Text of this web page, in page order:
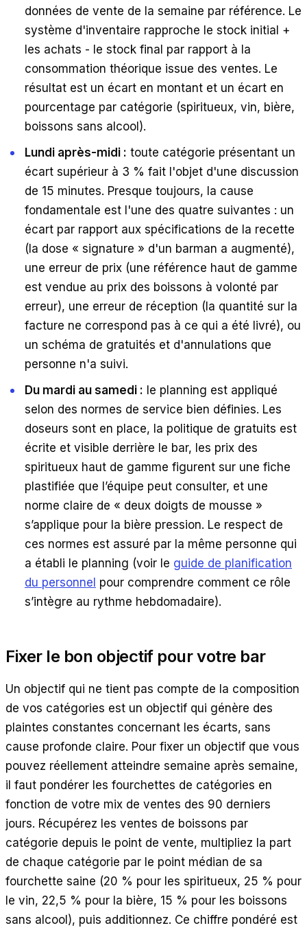
données de vente de la semaine par référence. Le
système d'inventaire rapproche le stock initial +
les achats - le stock final par rapport à la
consommation théorique issue des ventes. Le
résultat est un écart en montant et un écart en
pourcentage par catégorie (spiritueux, vin, bière,
boissons sans alcool).
Lundi après-midi : toute catégorie présentant un
écart supérieur à 3 % fait l'objet d'une discussion
de 15 minutes. Presque toujours, la cause
fondamentale est l'une des quatre suivantes : un
écart par rapport aux spécifications de la recette
(la dose « signature » d'un barman a augmenté),
une erreur de prix (une référence haut de gamme
est vendue au prix des boissons à volonté par
erreur), une erreur de réception (la quantité sur la
facture ne correspond pas à ce qui a été livré), ou
un schéma de gratuités et d'annulations que
personne n'a suivi.
Du mardi au samedi : le planning est appliqué
selon des normes de service bien définies. Les
doseurs sont en place, la politique de gratuits est
écrite et visible derrière le bar, les prix des
spiritueux haut de gamme figurent sur une fiche
plastifiée que l’équipe peut consulter, et une
norme claire de « deux doigts de mousse »
s’applique pour la bière pression. Le respect de
ces normes est assuré par la même personne qui
a établi le planning (voir le guide de planification
du personnel pour comprendre comment ce rôle
s’intègre au rythme hebdomadaire).
Fixer le bon objectif pour votre bar
Un objectif qui ne tient pas compte de la composition
de vos catégories est un objectif qui génère des
plaintes constantes concernant les écarts, sans
cause profonde claire. Pour fixer un objectif que vous
pouvez réellement atteindre semaine après semaine,
il faut pondérer les fourchettes de catégories en
fonction de votre mix de ventes des 90 derniers
jours. Récupérez les ventes de boissons par
catégorie depuis le point de vente, multipliez la part
de chaque catégorie par le point médian de sa
fourchette saine (20 % pour les spiritueux, 25 % pour
le vin, 22,5 % pour la bière, 15 % pour les boissons
sans alcool), puis additionnez. Ce chiffre pondéré est